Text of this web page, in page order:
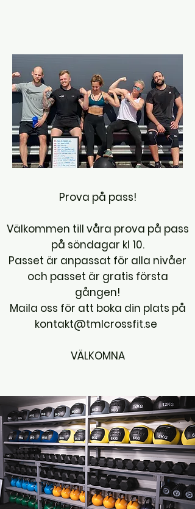
Prova på pass!
Välkommen till våra prova på pass
på söndagar kl 10.
Passet är anpassat för alla nivåer
och passet är gratis första
gången!
Maila oss för att boka din plats på
kontakt@tmlcrossfit.se
VÄLKOMNA